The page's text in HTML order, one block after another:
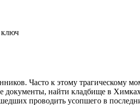
Часто к этому
документы, найти кладбище в
проводить усопшего в